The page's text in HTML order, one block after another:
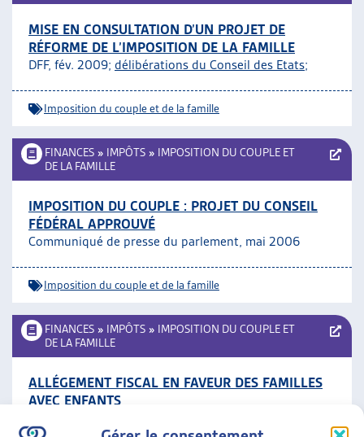
MISE EN CONSULTATION D’UN PROJET DE
RÉFORME DE L’IMPOSITION DE LA FAMILLE
DFF, fév. 2009; délibérations du Conseil des Etats;
Imposition du couple et de la famille
FINANCES » IMPÔTS » IMPOSITION DU COUPLE ET
DE LA FAMILLE
IMPOSITION DU COUPLE : PROJET DU CONSEIL
FÉDÉRAL APPROUVÉ
Communiqué de presse du parlement, mai 2006
Imposition du couple et de la famille
FINANCES » IMPÔTS » IMPOSITION DU COUPLE ET
DE LA FAMILLE
ALLÉGEMENT FISCAL EN FAVEUR DES FAMILLES
AVEC ENFANTS